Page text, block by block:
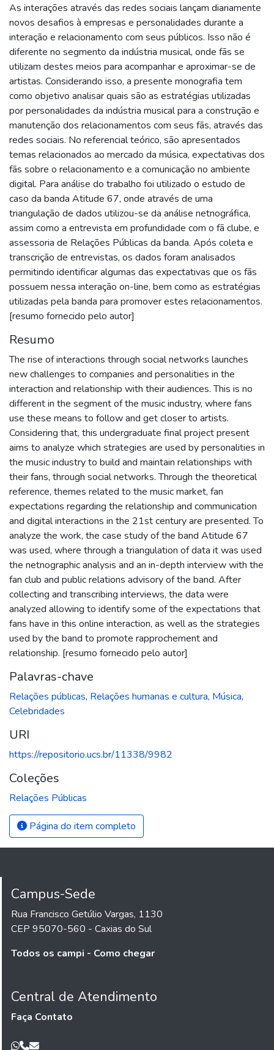
As interações através das redes sociais lançam diariamente
novos desafios à empresas e personalidades durante a
interação e relacionamento com seus públicos. Isso não é
diferente no segmento da indústria musical, onde fãs se
utilizam destes meios para acompanhar e aproximar-se de
artistas. Considerando isso, a presente monografia tem
como objetivo analisar quais são as estratégias utilizadas
por personalidades da indústria musical para a construção e
manutenção dos relacionamentos com seus fãs, através das
redes sociais. No referencial teórico, são apresentados
temas relacionados ao mercado da música, expectativas dos
fãs sobre o relacionamento e a comunicação no ambiente
digital. Para análise do trabalho foi utilizado o estudo de
caso da banda Atitude 67, onde através de uma
triangulação de dados utilizou-se da análise netnográfica,
assim como a entrevista em profundidade com o fã clube, e
assessoria de Relações Públicas da banda. Após coleta e
transcrição de entrevistas, os dados foram analisados
permitindo identificar algumas das expectativas que os fãs
possuem nessa interação on-line, bem como as estratégias
utilizadas pela banda para promover estes relacionamentos.
[resumo fornecido pelo autor]
Resumo
The rise of interactions through social networks launches
new challenges to companies and personalities in the
interaction and relationship with their audiences. This is no
different in the segment of the music industry, where fans
use these means to follow and get closer to artists.
Considering that, this undergraduate final project present
aims to analyze which strategies are used by personalities in
the music industry to build and maintain relationships with
their fans, through social networks. Through the theoretical
reference, themes related to the music market, fan
expectations regarding the relationship and communication
and digital interactions in the 21st century are presented. To
analyze the work, the case study of the band Atitude 67
was used, where through a triangulation of data it was used
the netnographic analysis and an in-depth interview with the
fan club and public relations advisory of the band. After
collecting and transcribing interviews, the data were
analyzed allowing to identify some of the expectations that
fans have in this online interaction, as well as the strategies
used by the band to promote rapprochement and
relationship. [resumo fornecido pelo autor]
Palavras-chave
Relações públicas, Relações humanas e cultura, Música,
Celebridades
URI
https://repositorio.ucs.br/11338/9982
Coleções
Relações Públicas
Página do item completo
Campus-Sede
Rua Francisco Getúlio Vargas, 1130
CEP 95070-560 - Caxias do Sul
Todos os campi - Como chegar
Central de Atendimento
Faça Contato